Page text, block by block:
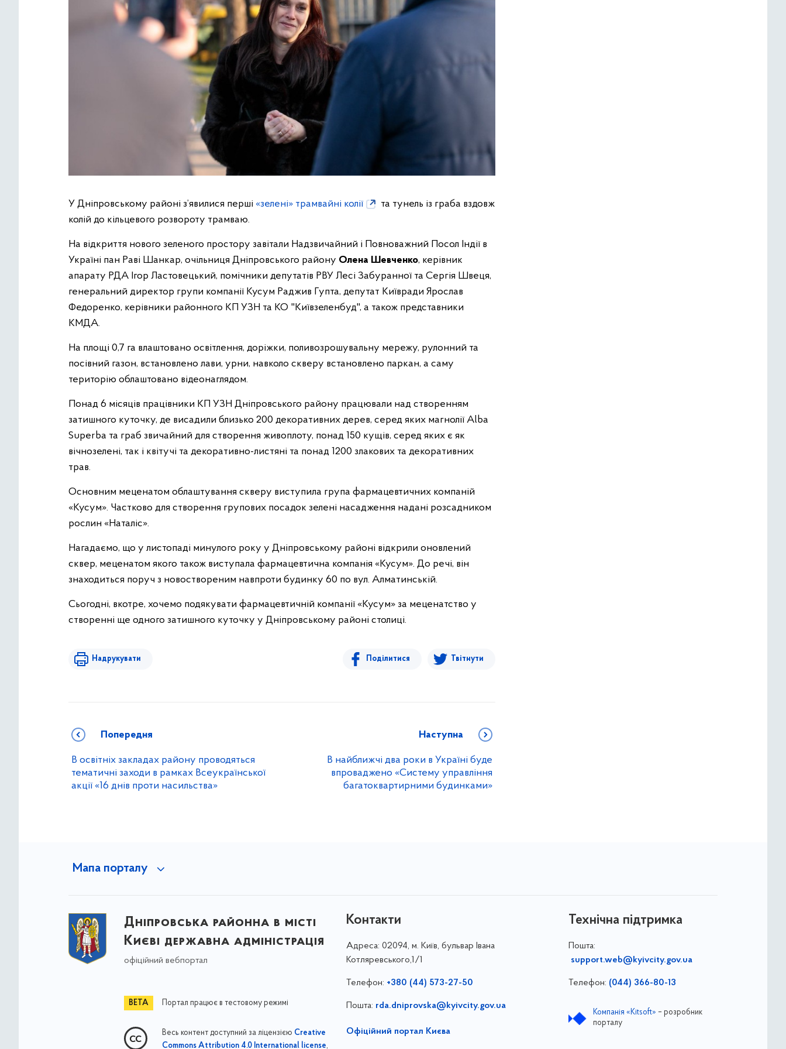
У Дніпровському районі з’явилися перші «зелені» трамвайні колії
та тунель із граба вздовж
колій до кільцевого розвороту трамваю.
На відкриття нового зеленого простору завітали Надзвичайний і Повноважний Посол Індії в
Україні пан Раві Шанкар, очільниця Дніпровського району Олена Шевченко, керівник
апарату РДА Ігор Ластовецький, помічники депутатів РВУ Лесі Забуранної та Сергія Швеця,
генеральний директор групи компанії Кусум Раджив Гупта, депутат Київради Ярослав
Федоренко, керівники районного КП УЗН та КО "Київзеленбуд", а також представники
КМДА.
На площі 0,7 га влаштовано освітлення, доріжки, поливозрошувальну мережу, рулонний та
посівний газон, встановлено лави, урни, навколо скверу встановлено паркан, а саму
територію облаштовано відеонаглядом.
Понад 6 місяців працівники КП УЗН Дніпровського району працювали над створенням
затишного куточку, де висадили близько 200 декоративних дерев, серед яких магнолії Alba
Superba та граб звичайний для створення живоплоту, понад 150 кущів, серед яких є як
вічнозелені, так і квітучі та декоративно-листяні та понад 1200 злакових та декоративних
трав.
Основним меценатом облаштування скверу виступила група фармацевтичних компаній
«Кусум». Частково для створення групових посадок зелені насадження надані розсадником
рослин «Наталіс».
Нагадаємо, що у листопаді минулого року у Дніпровському районі відкрили оновлений
сквер, меценатом якого також виступала фармацевтична компанія «Кусум». До речі, він
знаходиться поруч з новоствореним навпроти будинку 60 по вул. Алматинській.
Сьогодні, вкотре, хочемо подякувати фармацевтичній компанії «Кусум» за меценатство у
створенні ще одного затишного куточку у Дніпровському районі столиці.
Надрукувати Поділитися Твітнути
Попередня
В освітніх закладах району проводяться
тематичні заходи в рамках Всеукраїнської
акції «16 днів проти насильства»
Наступна
В найближчі два роки в Україні буде
впроваджено «Систему управління
багатоквартирними будинками»
Мапа порталу
Дніпровська районна в місті
Києві державна адміністрація
офіційний вебпортал
Портал працює в тестовому режимі
Весь контент доступний за ліцензією Creative
Commons Attribution 4.0 International license,
Контакти
Адреса: 02094, м. Київ, бульвар Івана
Котляревського,1/1
Телефон: +380 (44) 573-27-50
Пошта: rda.dniprovska@kyivcity.gov.ua
Офіційний портал Києва
Технічна підтримка
Пошта:
support.web@kyivcity.gov.ua
Телефон: (044) 366-80-13
Компанія «Kitsoft» – розробник
порталу